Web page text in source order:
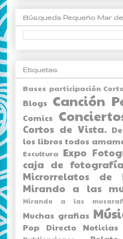
Búsqueda Pequeño Mar
Etiquetas
Bases participación
Blogs Canción
Comics
Cortos de Vista.
los libros todos
Escultura Expo
caja de
Microrrelatos de
Mirando a las
Mirando a las
Muchas grafias
Pop Directo Noticias